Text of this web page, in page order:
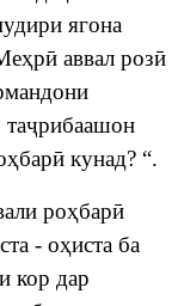
ягона
ҳрӣ аввал розӣ
ҷрибаашон
ҳбарӣ кунад? “.
роҳбарӣ
- оҳиста ба
кор дар